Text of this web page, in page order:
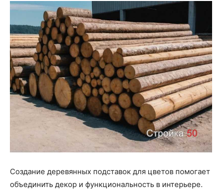
Создание деревянных подставок для цветов помогает
объединить декор и функциональность в интерьере.